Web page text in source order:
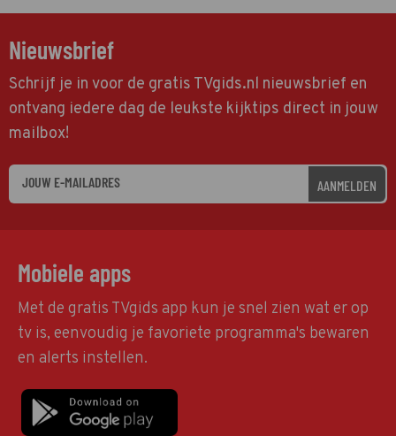
Nieuwsbrief
Schrijf je in voor de gratis TVgids.nl nieuwsbrief en
ontvang iedere dag de leukste kijktips direct in jouw
mailbox!
AANMELDEN
Mobiele apps
Met de gratis TVgids app kun je snel zien wat er op
tv is, eenvoudig je favoriete programma's bewaren
en alerts instellen.